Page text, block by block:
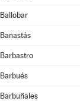
Ballobar
Banastás
Barbastro
Barbués
Barbuñales